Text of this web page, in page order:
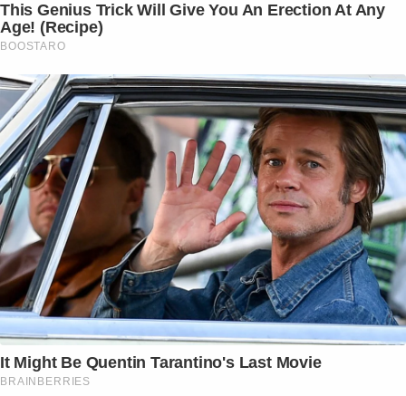
This Genius Trick Will Give You An Erection At Any
Age! (Recipe)
BOOSTARO
It Might Be Quentin Tarantino's Last Movie
BRAINBERRIES